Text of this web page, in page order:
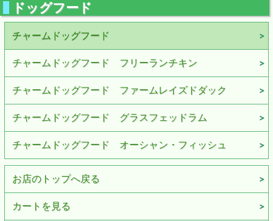
ドッグフード
チャームドッグフード
チャームドッグフード フリーランチキン
チャームドッグフード ファームレイズドダック
チャームドッグフード グラスフェッドラム
チャームドッグフード オーシャン・フィッシュ
お店のトップへ戻る
カートを見る